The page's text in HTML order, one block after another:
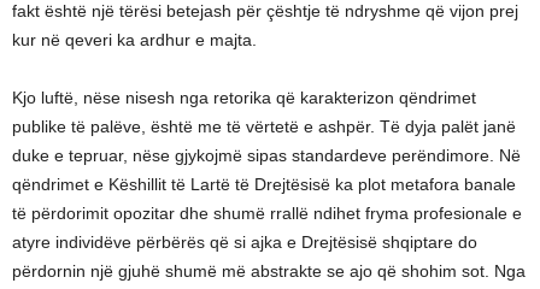
fakt është një tërësi betejash për çështje të ndryshme që vijon prej
kur në qeveri ka ardhur e majta.
Kjo luftë, nëse nisesh nga retorika që karakterizon qëndrimet
publike të palëve, është me të vërtetë e ashpër. Të dyja palët janë
duke e tepruar, nëse gjykojmë sipas standardeve perëndimore. Në
qëndrimet e Këshillit të Lartë të Drejtësisë ka plot metafora banale
të përdorimit opozitar dhe shumë rrallë ndihet fryma profesionale e
atyre individëve përbërës që si ajka e Drejtësisë shqiptare do
përdornin një gjuhë shumë më abstrakte se ajo që shohim sot. Nga